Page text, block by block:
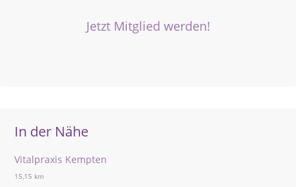
Jetzt Mitglied werden!
In der Nähe
Vitalpraxis Kempten
15,15 km